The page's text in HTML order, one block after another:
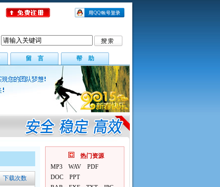
留 言 帮 助
下载次数
热门资源
MP3
WAV
PDF
DOC
PPT